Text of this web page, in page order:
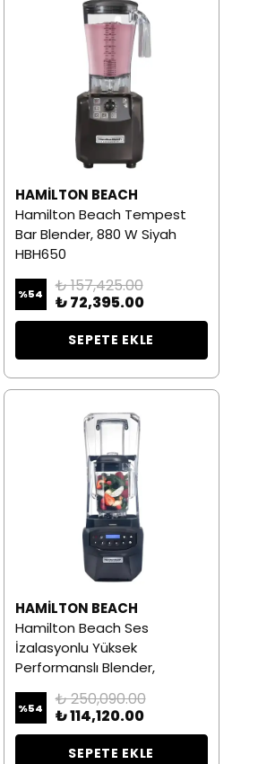
HAMILTON BEACH
Hamilton Beach Tempest
Bar Blender, 880 W Siyah
HBH650
%54
₺ 157,425.00
₺ 72,395.00
SEPETE EKLE
HAMILTON BEACH
Hamilton Beach Ses
İzalasyonlu Yüksek
Performanslı Blender,
%54
₺ 250,090.00
₺ 114,120.00
SEPETE EKLE